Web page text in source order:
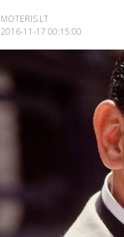
MOTERIS.LT
2016-11-17 00:15:00